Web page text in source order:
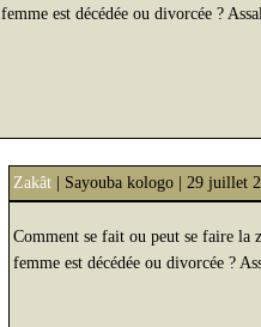
femme est décédée ou divorcée ?
Zakât | Sayouba kologo | 29 juillet
Comment se fait ou peut se faire la
femme est décédée ou divorcée ?